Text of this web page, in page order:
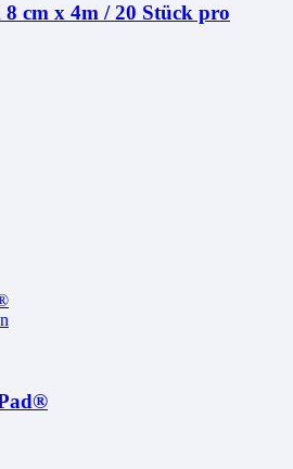
cm x 4m / 20 Stück pro